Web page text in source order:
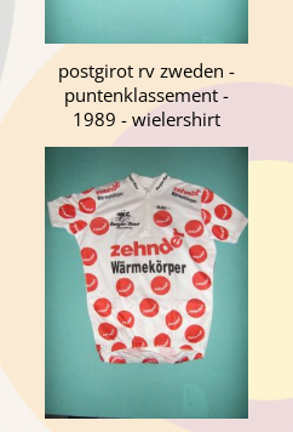
postgirot rv zweden -
puntenklassement -
1989 - wielershirt